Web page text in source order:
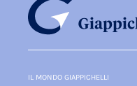
IL MONDO GIAPPICHELLI